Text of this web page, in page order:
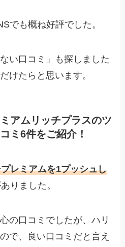
でも概ね好評でした。
い口コミ」も探しました
けたらと思います。
アムリッチプラスのツ
ミ6件をご紹介！
レミアムを1プッシュし
りました。
の口コミでしたが、ハリ
で、良い口コミだと言え